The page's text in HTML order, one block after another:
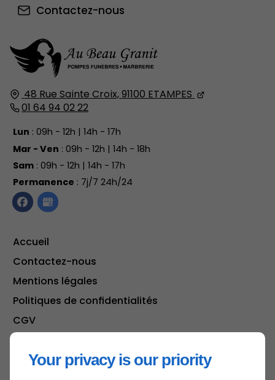
Your privacy is our priority
48 Rue Sainte Croix,91100 ETAMPES
01 64 94 02 22
Lun : 09h - 12h | 14h - 17h
Mar - Ven : 09h - 12h | 14h - 18h
Sam: 09h - 12h | 14h - 17h
Permanence : 7j/7 24h/24
Accueil
Contactez-nous
Mentions légales
Politiques de confidentialités
CGV
Contactez-nous